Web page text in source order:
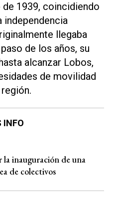
de 1939, coincidiendo
independencia
llegaba
de los años, su
alcanzar Lobos,
de movilidad
INFO
inauguración de una
de colectivos